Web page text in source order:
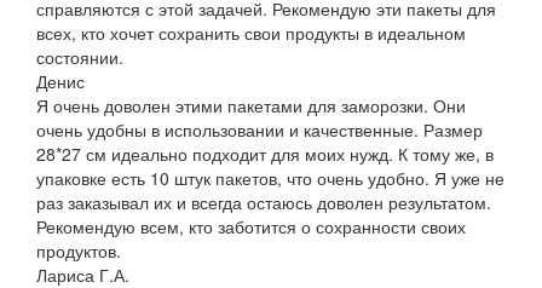
справляются с этой задачей. Рекомендую эти пакеты для
всех, кто хочет сохранить свои продукты в идеальном
состоянии.
Денис
Я очень доволен этими пакетами для заморозки. Они
очень удобны в использовании и качественные. Размер
28*27 см идеально подходит для моих нужд. К тому же, в
упаковке есть 10 штук пакетов, что очень удобно. Я уже не
раз заказывал их и всегда остаюсь доволен результатом.
Рекомендую всем, кто заботится о сохранности своих
продуктов.
Лариса Г.А.